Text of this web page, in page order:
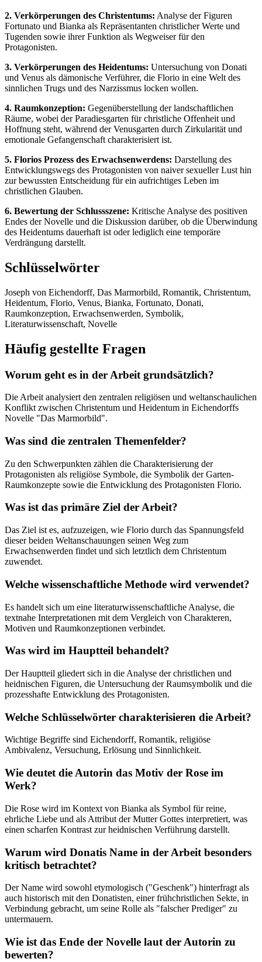
2. Verkörperungen des Christentums: Analyse der Figuren
Fortunato und Bianka als Repräsentanten christlicher Werte und
Tugenden sowie ihrer Funktion als Wegweiser für den
Protagonisten.
3. Verkörperungen des Heidentums: Untersuchung von Donati
und Venus als dämonische Verführer, die Florio in eine Welt des
sinnlichen Trugs und des Narzissmus locken wollen.
4. Raumkonzeption: Gegenüberstellung der landschaftlichen
Räume, wobei der Paradiesgarten für christliche Offenheit und
Hoffnung steht, während der Venusgarten durch Zirkularität und
emotionale Gefangenschaft charakterisiert ist.
5. Florios Prozess des Erwachsenwerdens: Darstellung des
Entwicklungswegs des Protagonisten von naiver sexueller Lust hin
zur bewussten Entscheidung für ein aufrichtiges Leben im
christlichen Glauben.
6. Bewertung der Schlussszene: Kritische Analyse des positiven
Endes der Novelle und die Diskussion darüber, ob die Überwindung
des Heidentums dauerhaft ist oder lediglich eine temporäre
Verdrängung darstellt.
Schlüsselwörter
Joseph von Eichendorff, Das Marmorbild, Romantik, Christentum,
Heidentum, Florio, Venus, Bianka, Fortunato, Donati,
Raumkonzeption, Erwachsenwerden, Symbolik,
Literaturwissenschaft, Novelle
Häufig gestellte Fragen
Worum geht es in der Arbeit grundsätzlich?
Die Arbeit analysiert den zentralen religiösen und weltanschaulichen
Konflikt zwischen Christentum und Heidentum in Eichendorffs
Novelle "Das Marmorbild".
Was sind die zentralen Themenfelder?
Zu den Schwerpunkten zählen die Charakterisierung der
Protagonisten als religiöse Symbole, die Symbolik der Garten-
Raumkonzepte sowie die Entwicklung des Protagonisten Florio.
Was ist das primäre Ziel der Arbeit?
Das Ziel ist es, aufzuzeigen, wie Florio durch das Spannungsfeld
dieser beiden Weltanschauungen seinen Weg zum
Erwachsenwerden findet und sich letztlich dem Christentum
zuwendet.
Welche wissenschaftliche Methode wird verwendet?
Es handelt sich um eine literaturwissenschaftliche Analyse, die
textnahe Interpretationen mit dem Vergleich von Charakteren,
Motiven und Raumkonzeptionen verbindet.
Was wird im Hauptteil behandelt?
Der Hauptteil gliedert sich in die Analyse der christlichen und
heidnischen Figuren, die Untersuchung der Raumsymbolik und die
prozesshafte Entwicklung des Protagonisten.
Welche Schlüsselwörter charakterisieren die Arbeit?
Wichtige Begriffe sind Eichendorff, Romantik, religiöse
Ambivalenz, Versuchung, Erlösung und Sinnlichkeit.
Wie deutet die Autorin das Motiv der Rose im
Werk?
Die Rose wird im Kontext von Bianka als Symbol für reine,
ehrliche Liebe und als Attribut der Mutter Gottes interpretiert, was
einen scharfen Kontrast zur heidnischen Verführung darstellt.
Warum wird Donatis Name in der Arbeit besonders
kritisch betrachtet?
Der Name wird sowohl etymologisch ("Geschenk") hinterfragt als
auch historisch mit den Donatisten, einer frühchristlichen Sekte, in
Verbindung gebracht, um seine Rolle als "falscher Prediger" zu
untermauern.
Wie ist das Ende der Novelle laut der Autorin zu
bewerten?